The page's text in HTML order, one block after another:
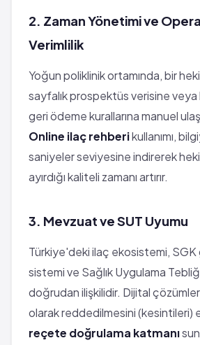
2. Zaman Yönetimi ve
Verimlilik
Yoğun poliklinik ortamında, bir
sayfalık prospektüs verisine veya
geri ödeme kurallarına manuel
Online ilaç rehberikullanımı,
saniyeler seviyesine indirerek
ayırdığı kaliteli zamanı artırır.
3. Mevzuat ve SUT Uyumu
Türkiye'deki ilaç ekosistemi,
sistemi ve Sağlık Uygulama
doğrudan ilişkilidir. Dijital
olarak reddedilmesini (kesintileri)
reçete doğrulama katmanı